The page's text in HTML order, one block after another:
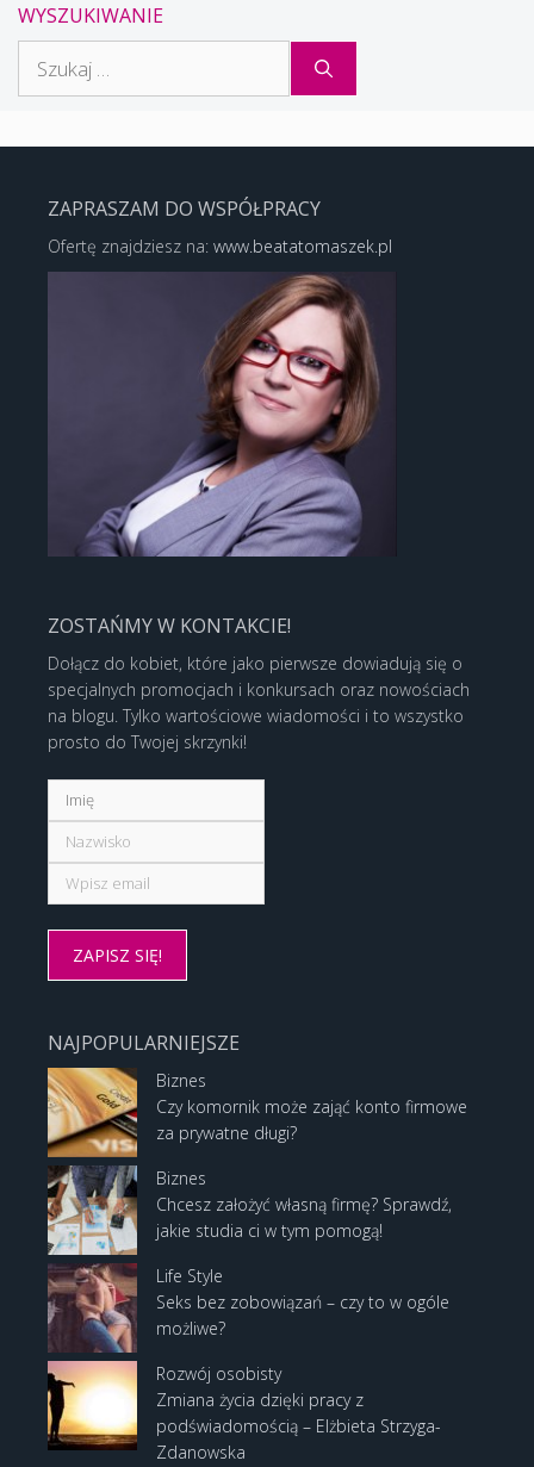
WYSZUKIWANIE
ZAPRASZAM DO WSPÓŁPRACY
Ofertę znajdziesz na: www.beatatomaszek.pl
ZOSTAŃMY W KONTAKCIE!
Dołącz do kobiet, które jako pierwsze dowiadują się o
specjalnych promocjach i konkursach oraz nowościach
na blogu. Tylko wartościowe wiadomości i to wszystko
prosto do Twojej skrzynki!
NAJPOPULARNIEJSZE
Biznes
Czy komornik może zająć konto firmowe
za prywatne długi?
Biznes
Chcesz założyć własną firmę? Sprawdź,
jakie studia ci w tym pomogą!
Life Style
Seks bez zobowiązań – czy to w ogóle
możliwe?
Rozwój osobisty
Zmiana życia dzięki pracy z
podświadomością – Elżbieta Strzyga-
Zdanowska